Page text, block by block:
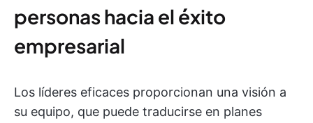
personas hacia el éxito
empresarial
Los líderes eficaces proporcionan una visión a
su equipo, que puede traducirse en planes